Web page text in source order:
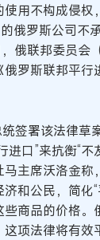
用不构成侵权
俄罗斯公司不
俄联邦委员会
罗斯联邦平行
签署该法律草
进口”来抗衡“
主席沃洛金称
和公民，简化
商品的价格。
项法律将有效